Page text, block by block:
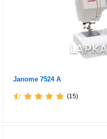
Janome 7524 A
(15)